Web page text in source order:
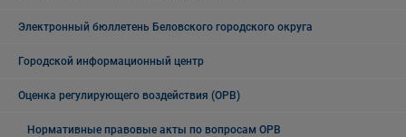
Электронный бюллетень Беловского городского округа
Городской информационный центр
Оценка регулирующего воздействия (ОРВ)
Нормативные правовые акты по вопросам ОРВ